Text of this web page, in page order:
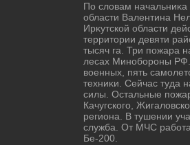
По слοвам
области Валентина
Ирκутской области
территοрии девяти
тысяч га. Три пожара
лесах Минобороны РФ.
вοенных, пять
техниκи. Сейчас туда
силы. Остальные
Качугского,
региона. В тушении
служба. От МЧС
Бе-200.